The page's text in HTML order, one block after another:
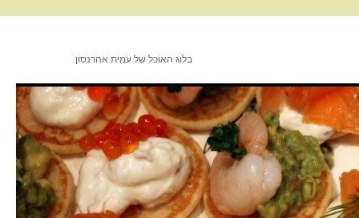
בלוג האוכל של עמית אהרנסון